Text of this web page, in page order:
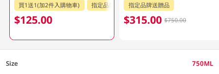
買1送1(加2件入購物車) 指定品牌送贈品 指定分類85折
$125.00
指定品牌送贈品
$315.00 $750.00
Size 750ML